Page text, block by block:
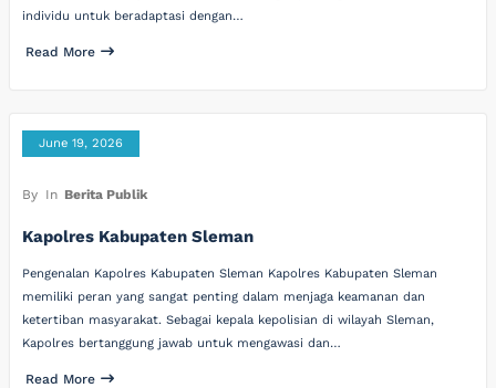
individu untuk beradaptasi dengan…
Read More
June 19, 2026
By In Berita Publik
Kapolres Kabupaten Sleman
Pengenalan Kapolres Kabupaten Sleman Kapolres Kabupaten Sleman
memiliki peran yang sangat penting dalam menjaga keamanan dan
ketertiban masyarakat. Sebagai kepala kepolisian di wilayah Sleman,
Kapolres bertanggung jawab untuk mengawasi dan…
Read More